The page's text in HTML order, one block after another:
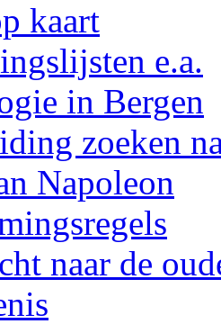
kaart
e.a.
in Bergen
zoeken
Napoleon
naar de